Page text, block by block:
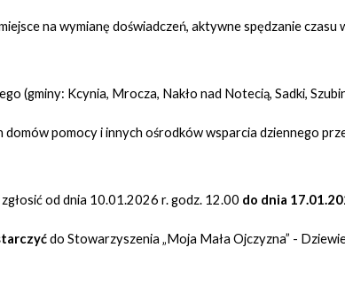
na wymianę doświadczeń, aktywne spędzanie czasu
(gminy: Kcynia, Mrocza, Nakło nad Notecią, Sadki,
pomocy i innych ośrodków wsparcia dziennego
od dnia 10.01.2026 r. godz. 12.00 do dnia
do Stowarzyszenia „Moja Mała Ojczyzna” -